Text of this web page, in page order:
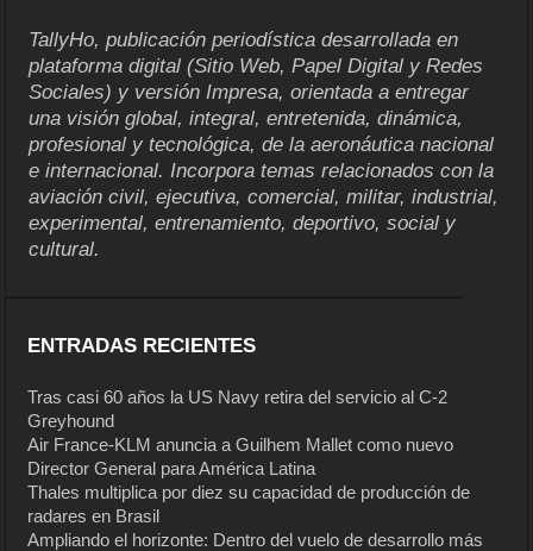
TallyHo, publicación periodística desarrollada en
plataforma digital (Sitio Web, Papel Digital y Redes
Sociales) y versión Impresa, orientada a entregar
una visión global, integral, entretenida, dinámica,
profesional y tecnológica, de la aeronáutica nacional
e internacional. Incorpora temas relacionados con la
aviación civil, ejecutiva, comercial, militar, industrial,
experimental, entrenamiento, deportivo, social y
cultural.
ENTRADAS RECIENTES
Tras casi 60 años la US Navy retira del servicio al C-2
Greyhound
Air France-KLM anuncia a Guilhem Mallet como nuevo
Director General para América Latina
Thales multiplica por diez su capacidad de producción de
radares en Brasil
Ampliando el horizonte: Dentro del vuelo de desarrollo más